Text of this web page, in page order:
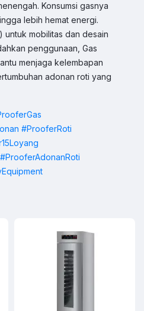
Konsumsi gasnya
lebih hemat energi.
mobilitas dan desain
penggunaan, Gas
menjaga kelembapan
adonan roti yang
#ProoferRoti
#ProoferAdonanRoti
info produk, dan bantuan.